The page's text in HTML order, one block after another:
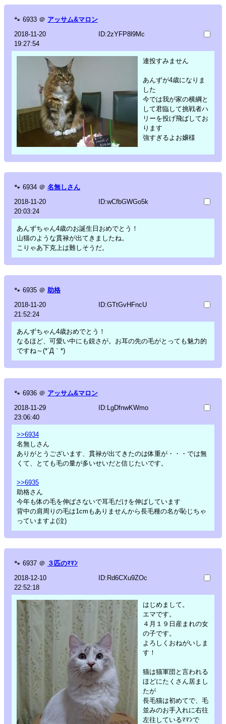
🐾 6933 ＠ アッサム&マロン
2018-11-20
19:27:54
ID:2zYFP8l9Mc
連投すみません
あんずが4歳になりま
した
今では我が家の横綱と
して君臨して挑戦者ハ
リーを投げ飛ばしてお
ります
強すぎるよお嬢様
🐾 6934 ＠ 名無しさん
2018-11-20
20:03:24
ID:wCfbGWGo5k
あんずちゃん4歳のお誕生日おめでとう！
山猫のような貫禄が出てきましたね。
こりゃあ下克上は難しそうだ。
🐾 6935 ＠ 助格
2018-11-20
21:52:24
ID:GTtGvHFncU
あんずちゃん4歳おめでとう！
なるほど、可愛い中にも鋭さが。お耳の先の毛がとっても魅力的
ですね～(*´Д｀*)
🐾 6936 ＠ アッサム&マロン
2018-11-29
23:06:40
ID:LgDfnwKWmo
>>6934
名無しさん
ありがとうございます、貫禄が出てきたのは体重が・・・では無
くて、とても毛の量が多いせいだと信じたいです。
>>6935
助格さん
今年も体の毛を伸ばさないで耳毛だけを伸ばしています
背中の肩周りの毛は1cmもありませんから長毛種の名が恥じちゃ
っていますよ(泣)
🐾 6937 ＠ ３匹のﾏﾏﾝ
2018-12-10
22:52:18
ID:Rd6CXu9ZOc
はじめまして。
エマです。
４月１９日産まれの女
の子です。
よろしくおねがいしま
す！
猫は猫軍団と言われる
ほどにたくさん居まし
たが
長毛猫は初めてで、毛
並みのお手入れに右往
左往しているﾏﾏﾝで